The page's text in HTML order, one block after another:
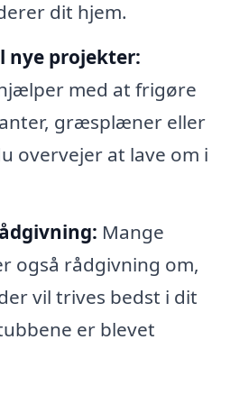
dit hjem.
nye projekter:
med at frigøre
græsplæner eller
overvejer at lave om i
Mange
også rådgivning om,
vil trives bedst i dit
er blevet